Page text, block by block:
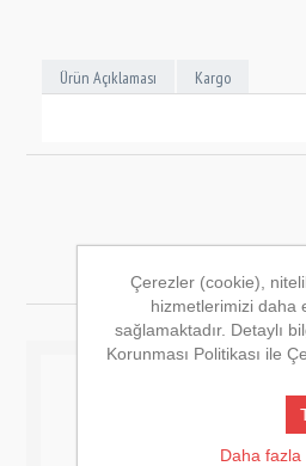
Ürün Açıklaması Kargo
Çerezler (cookie),
hizmetlerimizi daha
sağlamaktadır. Detaylı
Korunması Politikası ile
Daha fazla